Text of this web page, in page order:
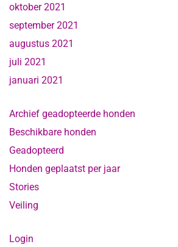
oktober 2021
september 2021
augustus 2021
juli 2021
januari 2021
Archief geadopteerde honden
Beschikbare honden
Geadopteerd
Honden geplaatst per jaar
Stories
Veiling
Login